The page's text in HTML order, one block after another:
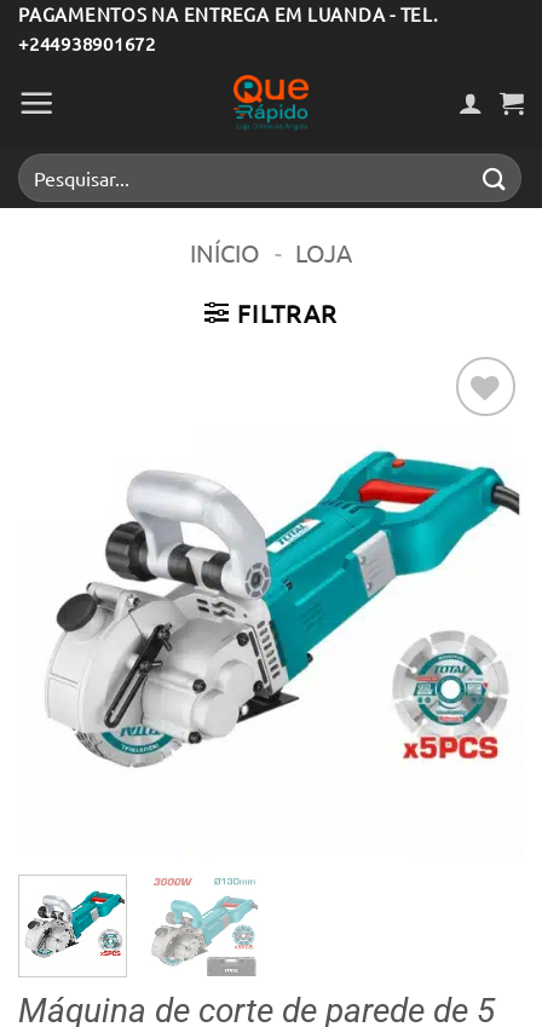
Skip
to
content
PAGAMENTOS NA ENTREGA EM LUANDA - TEL.
+244938901672
Pesquisar
por:
INÍCIO - LOJA
FILTRAR
aos meus
desejos
Máquina de corte de parede de 5